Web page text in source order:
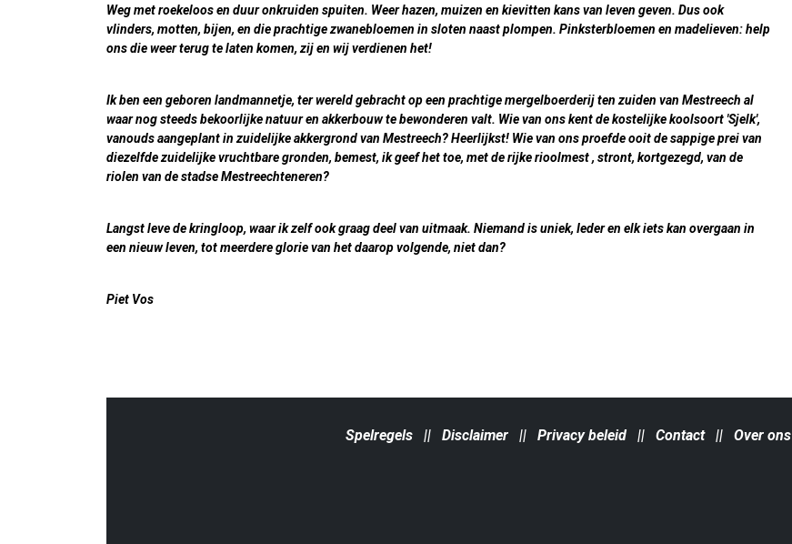
Weg met roekeloos en duur onkruiden spuiten. Weer hazen, muizen en kievitten kans van leven geven. Dus ook
vlinders, motten, bijen, en die prachtige zwanebloemen in sloten naast plompen. Pinksterbloemen en madelieven: help
ons die weer terug te laten komen, zij en wij verdienen het!
Ik ben een geboren landmannetje, ter wereld gebracht op een prachtige mergelboerderij ten zuiden van Mestreech al
waar nog steeds bekoorlijke natuur en akkerbouw te bewonderen valt. Wie van ons kent de kostelijke koolsoort 'Sjelk',
vanouds aangeplant in zuidelijke akkergrond van Mestreech? Heerlijkst! Wie van ons proefde ooit de sappige prei van
diezelfde zuidelijke vruchtbare gronden, bemest, ik geef het toe, met de rijke rioolmest , stront, kortgezegd, van de
riolen van de stadse Mestreechteneren?
Langst leve de kringloop, waar ik zelf ook graag deel van uitmaak. Niemand is uniek, Ieder en elk iets kan overgaan in
een nieuw leven, tot meerdere glorie van het daarop volgende, niet dan?
Piet Vos
Spelregels || Disclaimer || Privacy beleid || Contact|| Over ons